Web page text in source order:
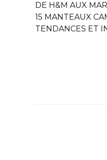
DE H&M AUX
15 MANTEAUX
TENDANCES ET